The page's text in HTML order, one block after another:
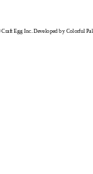
Egg Inc. Developed by Colorful